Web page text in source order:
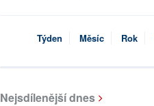
Týden Měsíc Rok
Nejsdílenější dnes